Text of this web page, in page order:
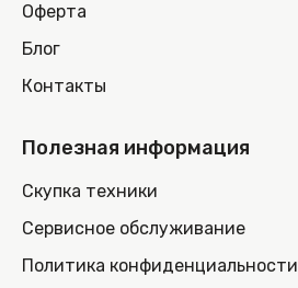
Оферта
Блог
Контакты
Полезная информация
Скупка техники
Сервисное обслуживание
Политика конфиденциальности